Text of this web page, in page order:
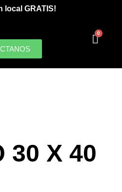
local GRATIS!
0
30 X 40